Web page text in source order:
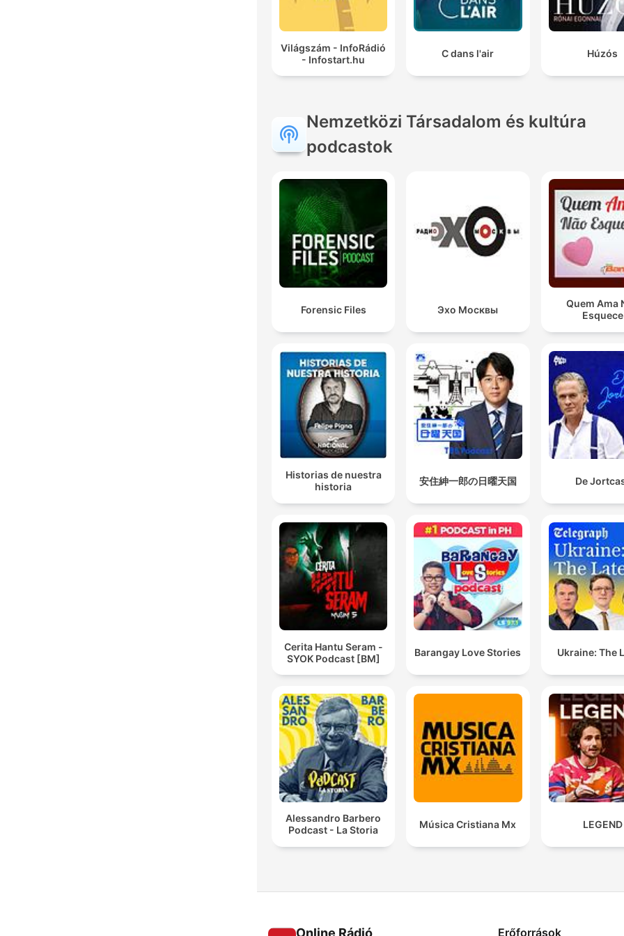
Világszám - InfoRádió
- Infostart.hu
C dans l'air Húzós
Nemzetközi Társadalom és kultúra
podcastok
Forensic Files Эхо Москвы
Quem Ama
Esquece
Historias de nuestra
historia
安住紳一郎の日曜天国 De
Cerita Hantu Seram -
SYOK Podcast [BM]
Barangay Love Stories Ukraine: The
Alessandro Barbero
Podcast - La Storia
Música Cristiana Mx LEGEND
Online Rádió Erőforrások